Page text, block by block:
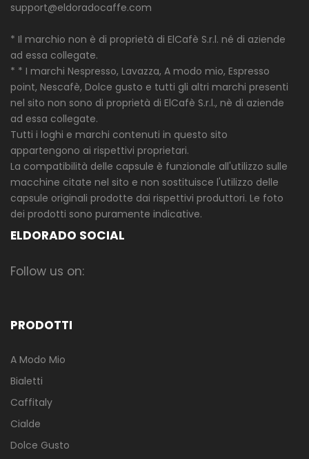
support@eldoradocaffe.com
* Il marchio non è di proprietà di ElCafè S.r.l. né di aziende
ad essa collegate.
* * I marchi Nespresso, Lavazza, A modo mio, Espresso
point, Nescafè, Dolce gusto e tutti gli altri marchi presenti
nel sito non sono di proprietà di ElCafè S.r.l., nè di aziende
ad essa collegate.
Tutti i loghi e marchi contenuti in questo sito
appartengono ai rispettivi proprietari.
La compatibilità delle capsule è funzionale all'utilizzo sulle
macchine citate nel sito e non sostituisce l'utilizzo delle
capsule originali prodotte dai rispettivi produttori. Le foto
dei prodotti sono puramente indicative.
ELDORADO SOCIAL
Follow us on:
PRODOTTI
A Modo Mio
Bialetti
Caffitaly
Cialde
Dolce Gusto